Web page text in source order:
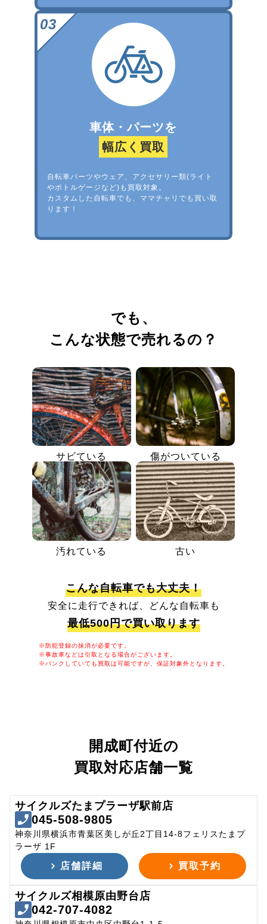
車体・パーツを
幅広く買取
自転車パーツやウェア、アクセサリー類(ライト
やボトルゲージなど)も買取対象。
カスタムした自転車でも、ママチャリでも買い取
ります！
でも、
こんな状態で売れるの？
サビている 傷がついている
汚れている 古い
こんな自転車でも大丈夫！
安全に走行できれば、どんな自転車も
最低500円で買い取ります
※防犯登録の抹消が必要です。
※事故車などは引取となる場合がございます。
※パンクしていても買取は可能ですが、保証対象外となります。
開成町付近の
買取対応店舗一覧
サイクルズたまプラーザ駅前店
045-508-9805
神奈川県横浜市青葉区美しが丘2丁目14-8フェリスたまプ
ラーザ 1F
店舗詳細 買取予約
サイクルズ相模原由野台店
042-707-4082